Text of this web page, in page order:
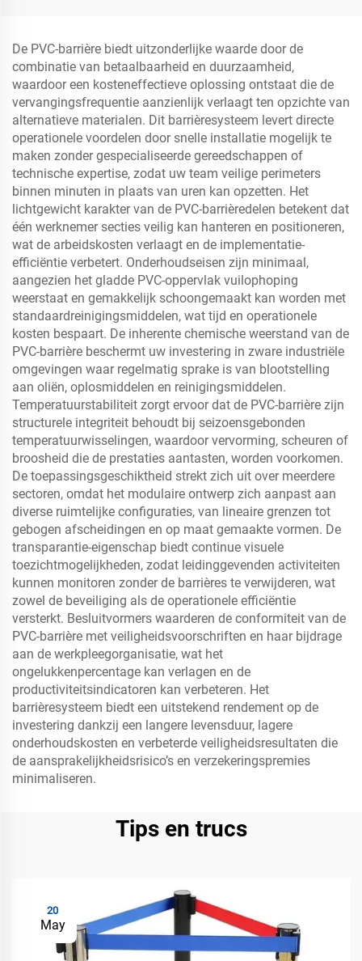
De PVC-barrière biedt uitzonderlijke waarde door de
combinatie van betaalbaarheid en duurzaamheid,
waardoor een kosteneffectieve oplossing ontstaat die de
vervangingsfrequentie aanzienlijk verlaagt ten opzichte van
alternatieve materialen. Dit barrièresysteem levert directe
operationele voordelen door snelle installatie mogelijk te
maken zonder gespecialiseerde gereedschappen of
technische expertise, zodat uw team veilige perimeters
binnen minuten in plaats van uren kan opzetten. Het
lichtgewicht karakter van de PVC-barrièredelen betekent dat
één werknemer secties veilig kan hanteren en positioneren,
wat de arbeidskosten verlaagt en de implementatie-
efficiëntie verbetert. Onderhoudseisen zijn minimaal,
aangezien het gladde PVC-oppervlak vuilophoping
weerstaat en gemakkelijk schoongemaakt kan worden met
standaardreinigingsmiddelen, wat tijd en operationele
kosten bespaart. De inherente chemische weerstand van de
PVC-barrière beschermt uw investering in zware industriële
omgevingen waar regelmatig sprake is van blootstelling
aan oliën, oplosmiddelen en reinigingsmiddelen.
Temperatuurstabiliteit zorgt ervoor dat de PVC-barrière zijn
structurele integriteit behoudt bij seizoensgebonden
temperatuurwisselingen, waardoor vervorming, scheuren of
broosheid die de prestaties aantasten, worden voorkomen.
De toepassingsgeschiktheid strekt zich uit over meerdere
sectoren, omdat het modulaire ontwerp zich aanpast aan
diverse ruimtelijke configuraties, van lineaire grenzen tot
gebogen afscheidingen en op maat gemaakte vormen. De
transparantie-eigenschap biedt continue visuele
toezichtmogelijkheden, zodat leidinggevenden activiteiten
kunnen monitoren zonder de barrières te verwijderen, wat
zowel de beveiliging als de operationele efficiëntie
versterkt. Besluitvormers waarderen de conformiteit van de
PVC-barrière met veiligheidsvoorschriften en haar bijdrage
aan de werkpleegorganisatie, wat het
ongelukkenpercentage kan verlagen en de
productiviteitsindicatoren kan verbeteren. Het
barrièresysteem biedt een uitstekend rendement op de
investering dankzij een langere levensduur, lagere
onderhoudskosten en verbeterde veiligheidsresultaten die
de aansprakelijkheidsrisico’s en verzekeringspremies
minimaliseren.
Tips en trucs
20
May